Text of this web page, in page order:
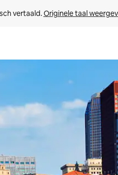
vertaald. Originele taal